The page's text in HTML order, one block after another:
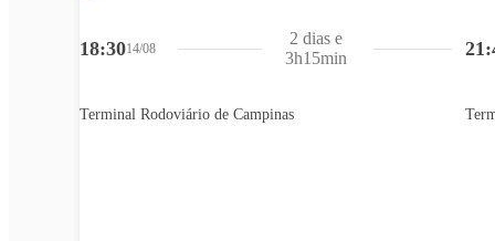
18:3014/08
Terminal Rodoviário de Campinas
2 dias e
3h15min